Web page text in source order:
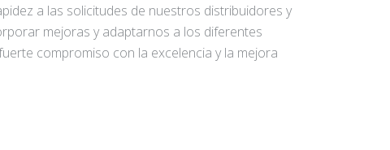
a las solicitudes de nuestros distribuidores y
mejoras y adaptarnos a los diferentes
compromiso con la excelencia y la mejora